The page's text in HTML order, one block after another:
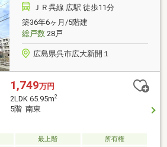
す◆多数の提携銀行からお薦めローン
案◆ご自宅やご希望の場所までのお迎え
ストによるトータルインテリアまずは
合わせくださいませ♪
ＪＲ呉線 広駅 徒歩11分
築36年6ヶ月/5階建
総戸数28戸
広島県呉市広大新開１
1,749万円
2LDK 65.95m2
5階 南東
最上階
所有権